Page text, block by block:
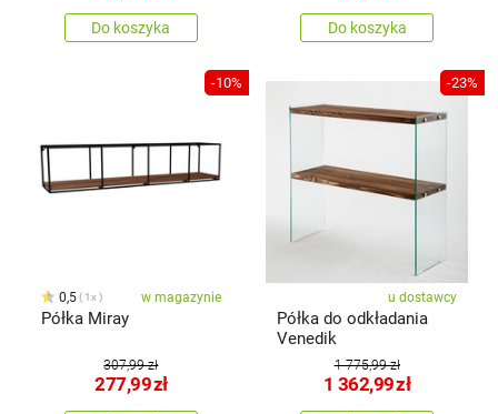
Do koszyka Do koszyka
-10%
0,5 1x w magazynie
Półka Miray
307,99 zł
277,99zł
-23%
u dostawcy
Półka do odkładania
Venedik
1 775,99 zł
1 362,99zł